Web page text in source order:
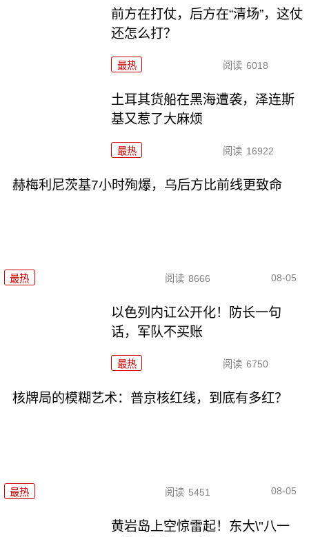
前方在打仗，后方在“清场”，这仗
还怎么打？
最热 阅读 6018
土耳其货船在黑海遭袭，泽连斯
基又惹了大麻烦
最热 阅读 16922
赫梅利尼茨基7小时殉爆，乌后方比前线更致命
最热 阅读 8666 08-05
以色列内讧公开化！防长一句
话，军队不买账
最热 阅读 6750
核牌局的模糊艺术：普京核红线，到底有多红？
最热 阅读 5451 08-05
黄岩岛上空惊雷起！东大\"八一